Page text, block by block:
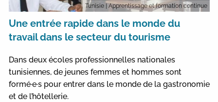
Tunisie | Apprentissage et formation continue
Une entrée rapide dans le monde du
travail dans le secteur du tourisme
Dans deux écoles professionnelles nationales
tunisiennes, de jeunes femmes et hommes sont
formé·e·s pour entrer dans le monde de la gastronomie
et de l’hôtellerie.